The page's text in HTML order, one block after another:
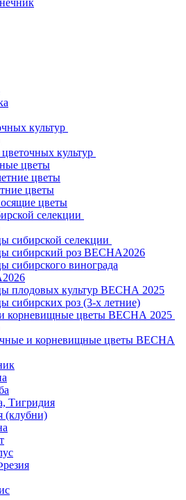
культур
культур
цветы
цветы
цветы
цветы
селекции
сибирской селекции
сибирский роз ВЕСНА2026
сибирского винограда
плодовых культур ВЕСНА 2025
сибирских роз (3-х летние)
корневищные цветы ВЕСНА 2025
и корневищные цветы ВЕСНА
Тигридия
(клубни)